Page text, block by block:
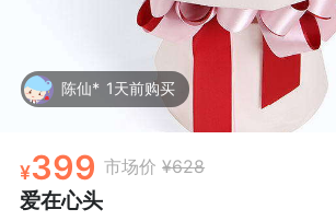
陈仙* 1天前购买
399 市场价 ¥628
爱在心头